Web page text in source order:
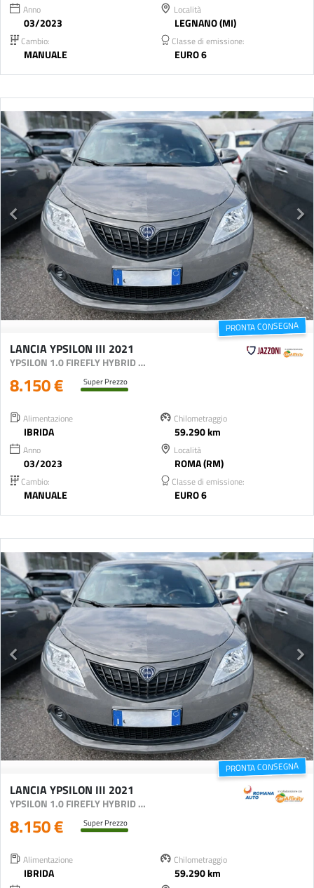
Anno
03/2023
Località
LEGNANO (MI)
Cambio:
MANUALE
Classe di emissione:
EURO 6
PRONTA CONSEGNA
LANCIA YPSILON III 2021
YPSILON 1.0 FIREFLY HYBRID SILVER S&S 70CV
8.150 € Super Prezzo
Alimentazione
IBRIDA
Chilometraggio
59.290 km
Anno
03/2023
Località
ROMA (RM)
Cambio:
MANUALE
Classe di emissione:
EURO 6
PRONTA CONSEGNA
LANCIA YPSILON III 2021
YPSILON 1.0 FIREFLY HYBRID SILVER S&S 70CV
8.150 € Super Prezzo
Alimentazione
IBRIDA
Chilometraggio
59.290 km